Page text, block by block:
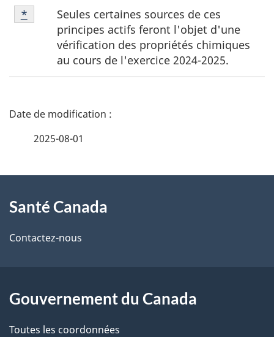
Note
de
Seules certaines sources de ces
principes actifs feront l'objet d'une
vérification des propriétés chimiques
au cours de l'exercice 2024-2025.
Retour à la référence de la note de bas de page
*
D
i
l
d
e
2025-08-01
propos
de
site
Santé Canada
Contactez-nous
Gouvernement du Canada
Toutes les coordonnées